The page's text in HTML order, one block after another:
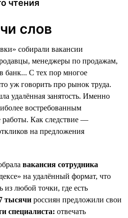
чтения
слов
собирали вакансии
менеджеры по продажам,
банк... С тех пор многое
уж говорить про рынок труда.
удалённая занятость. Именно
востребованным
работы. Как следствие —
на предложения
вакансия сотрудника
на удалённый формат, что
из любой точки, где есть
тысячи россиян предложили свои
специалиста: отвечать